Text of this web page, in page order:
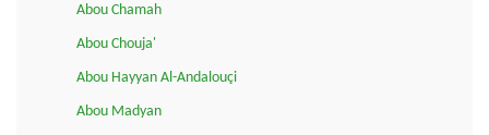
Abou Chamah
Abou Chouja'
Abou Hayyan Al-Andalouçi
Abou Madyan